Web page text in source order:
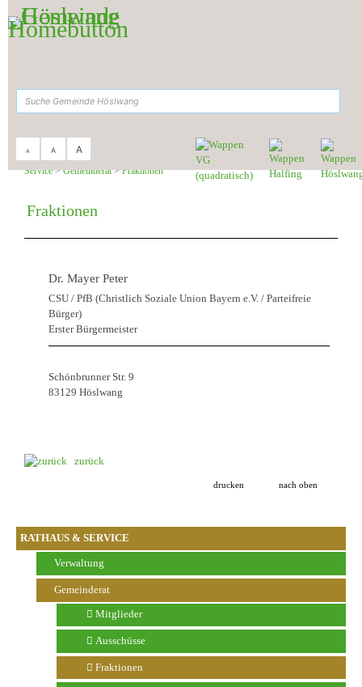
Zum Inhalt, zur Navigation
A A A
RATHAUS & SERVICE
Verwaltung
Gemeinderat
Mitglieder
Ausschüsse
Fraktionen
Rathaus &
Service>Gemeinderat>Fraktionen
Fraktionen
Dr. Mayer Peter
CSU / PfB (Christlich Soziale Union Bayern e.V. / Parteifreie
Bürger)
Erster Bürgermeister
Schönbrunner Str. 9
83129 Höslwang
zurück
drucken nach oben